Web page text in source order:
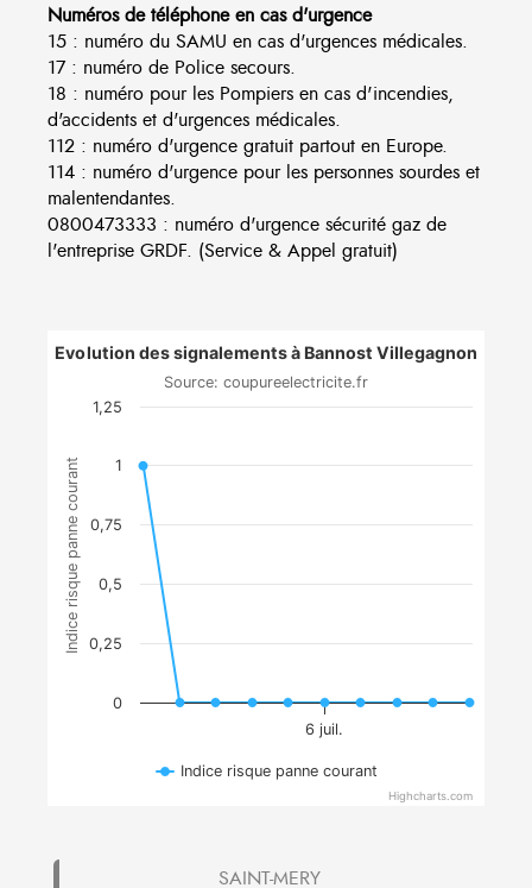
Numéros de téléphone en cas d'urgence
15 : numéro du SAMU en cas d'urgences médicales.
17 : numéro de Police secours.
18 : numéro pour les Pompiers en cas d'incendies,
d'accidents et d'urgences médicales.
112 : numéro d'urgence gratuit partout en Europe.
114 : numéro d'urgence pour les personnes sourdes et
malentendantes.
0800473333 : numéro d'urgence sécurité gaz de
l'entreprise GRDF. (Service & Appel gratuit)
Indice risque panne courant
Evolution des signalements à Bannost Villegagnon
Source: coupureelectricite.fr
6 juil.
0
0,25
0,5
0,75
1
1,25
Indice risque panne courant
Highcharts.com
SAINT-MERY